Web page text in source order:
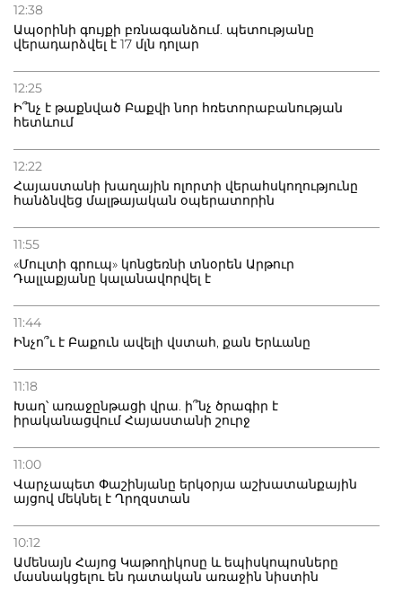
12:38
Ապօրինի գույքի բռնագանձում. պետությանը
վերադարձվել է 17 մլն դոլար
12:25
Ի՞նչ է թաքնված Բաքվի նոր հռետորաբանության
հետևում
12:22
Հայաստանի խաղային ոլորտի վերահսկողությունը
հանձնվեց մալթայական օպերատորին
11:55
«Մուլտի գրուպ» կոնցեռնի տնօրեն Արթուր
Դալլաքյանը կալանավորվել է
11:44
Ինչո՞ւ է Բաքուն ավելի վստահ, քան Երևանը
11:18
Խաղ՝ առաջընթացի վրա. ի՞նչ ծրագիր է
իրականացվում Հայաստանի շուրջ
11:00
Վարչապետ Փաշինյանը երկօրյա աշխատանքային
այցով մեկնել է Ղրղզստան
10:12
Ամենայն Հայոց Կաթողիկոսը և եպիսկոպոսները
մասնակցելու են դատական առաջին նիստին